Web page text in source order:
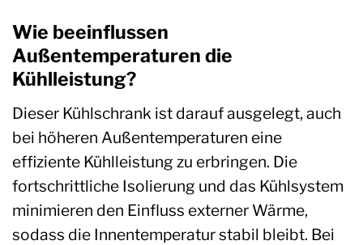
Wie beeinflussen
Außentemperaturen die
Kühlleistung?
Dieser Kühlschrank ist darauf ausgelegt, auch
bei höheren Außentemperaturen eine
effiziente Kühlleistung zu erbringen. Die
fortschrittliche Isolierung und das Kühlsystem
minimieren den Einfluss externer Wärme,
sodass die Innentemperatur stabil bleibt. Bei